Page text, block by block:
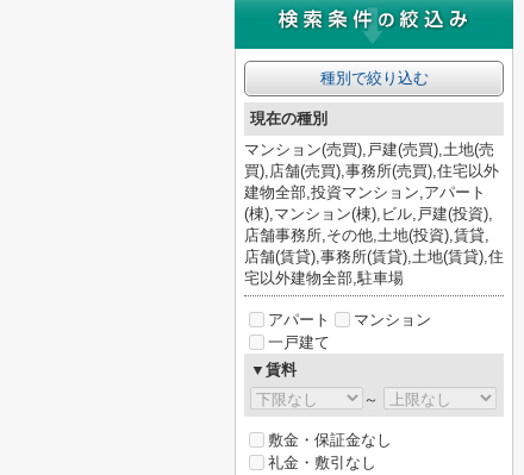
種別で絞り込む
現在の種別
マンション(売買),戸建(売買),土地(売
買),店舗(売買),事務所(売買),住宅以外
建物全部,投資マンション,アパート
(棟),マンション(棟),ビル,戸建(投資),
店舗事務所,その他,土地(投資),賃貸,
店舗(賃貸),事務所(賃貸),土地(賃貸),住
宅以外建物全部,駐車場
アパート
マンション
一戸建て
▼賃料
～
敷金・保証金なし
礼金・敷引なし